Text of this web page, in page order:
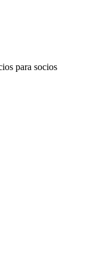
para socios